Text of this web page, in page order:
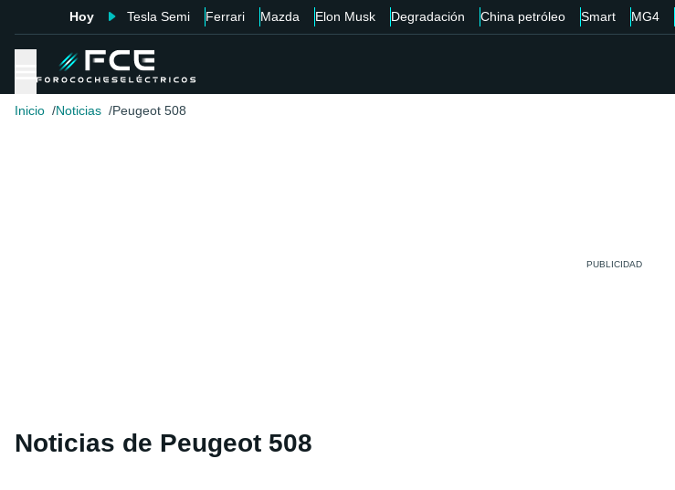
Hoy Tesla Semi Ferrari Mazda Elon Musk Degradación China petróleo Smart MG4
Inicio Noticias Peugeot 508
Noticias de Peugeot 508